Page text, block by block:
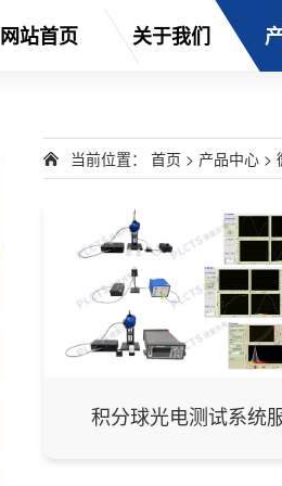
网站首页 关于我们
当前位置： 首页 > 产品中心 >
积分球光电测试系统